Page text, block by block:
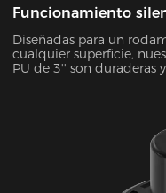
Funcionamiento
Diseñadas para un
cualquier superficie,
PU de 3'' son duraderas